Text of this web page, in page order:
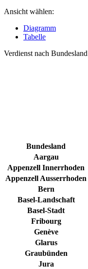
Ansicht wählen:
Diagramm
Tabelle
Verdienst nach Bundesland
Bundesland
Aargau
Appenzell Innerrhoden
Appenzell Ausserrhoden
Bern
Basel-Landschaft
Basel-Stadt
Fribourg
Genève
Glarus
Graubünden
Jura